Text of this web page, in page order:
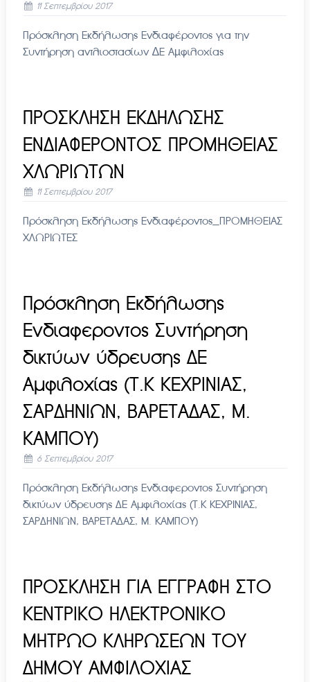
11 Σεπτεμβρίου 2017
Πρόσκληση Εκδήλωσης Ενδιαφέροντος για την
Συντήρηση αντλιοστασίων ∆Ε Αµφιλοχίας
ΠΡΟΣΚΛΗΣΗ ΕΚΔΗΛΩΣΗΣ
ΕΝΔΙΑΦΕΡΟΝΤΟΣ ΠΡΟΜΗΘΕΙΑΣ
ΧΛΩΡΙΩΤΩΝ
11 Σεπτεμβρίου 2017
Πρόσκληση Εκδήλωσης Ενδιαφέροντος_ΠΡΟΜΗΘΕΙΑΣ
ΧΛΩΡΙΩΤΕΣ
Πρόσκληση Εκδήλωσης
Ενδιαφεροντος Συντήρηση
δικτύων ύδρευσης ΔΕ
Αμφιλοχίας (Τ.Κ ΚΕΧΡΙΝΙΑΣ,
ΣΑΡΔΗΝΙΩΝ, ΒΑΡΕΤΑΔΑΣ, Μ.
ΚΑΜΠΟΥ)
6 Σεπτεμβρίου 2017
Πρόσκληση Εκδήλωσης Ενδιαφεροντος Συντήρηση
δικτύων ύδρευσης ΔΕ Αμφιλοχίας (Τ.Κ ΚΕΧΡΙΝΙΑΣ,
ΣΑΡΔΗΝΙΩΝ, ΒΑΡΕΤΑΔΑΣ, Μ. ΚΑΜΠΟΥ)
ΠΡΟΣΚΛΗΣΗ ΓΙΑ ΕΓΓΡΑΦΗ ΣΤΟ
ΚΕΝΤΡΙΚΟ ΗΛΕΚΤΡΟΝΙΚΟ
ΜΗΤΡΩΟ ΚΛΗΡΩΣΕΩΝ ΤΟΥ
ΔΗΜΟΥ ΑΜΦΙΛΟΧΙΑΣ